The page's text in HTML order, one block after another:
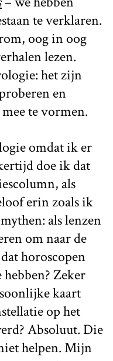
te verklaren.
oog in oog
lezen.
het zijn
en
te vormen.
omdat ik er
doe ik dat
als
erin zoals ik
als lenzen
om naar de
horoscopen
Zeker
kaart
op het
Absoluut. Die
helpen. Mijn